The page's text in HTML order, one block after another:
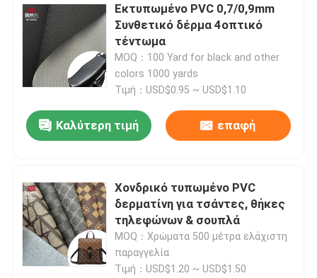
Εκτυπωμένο PVC 0,7/0,9mm
Συνθετικό δέρμα 4οπτικό
τέντωμα
MOQ：100 Yard for black and other
colors 1000 yards
Τιμή：USD$0.95 ~ USD$1.10
Καλύτερη τιμή επαφή
Χονδρικό τυπωμένο PVC
δερματίνη για τσάντες, θήκες
τηλεφώνων & σουπλά
MOQ：Χρώματα 500 μέτρα ελάχιστη
παραγγελία
Τιμή：USD$1.20 ~ USD$1.50